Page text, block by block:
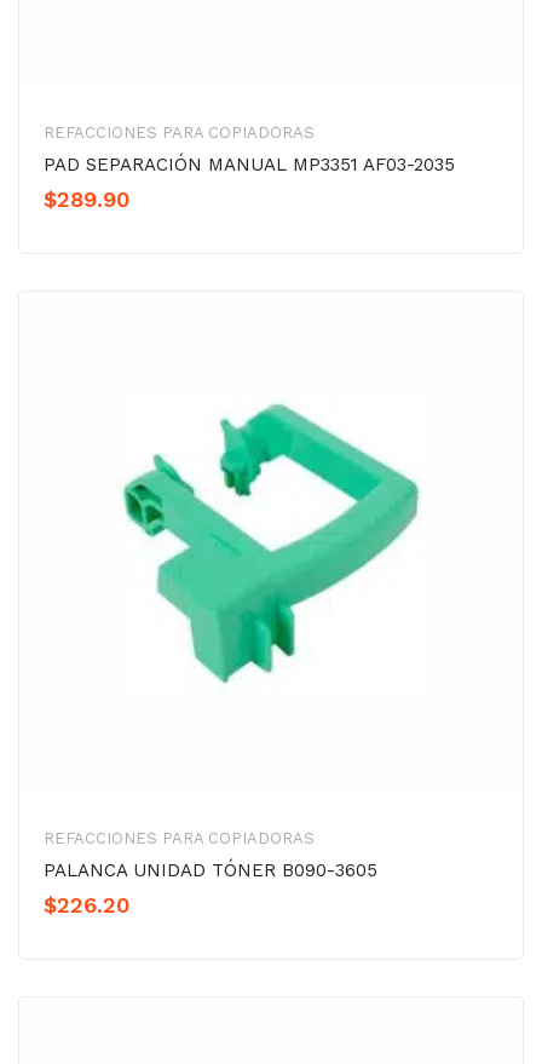
REFACCIONES PARA COPIADORAS
PAD SEPARACIÓN MANUAL MP3351 AF03-2035
$289.90
REFACCIONES PARA COPIADORAS
PALANCA UNIDAD TÓNER B090-3605
$226.20